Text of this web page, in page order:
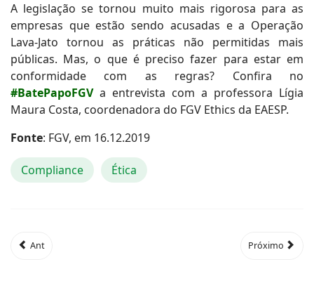
A legislação se tornou muito mais rigorosa para as
empresas que estão sendo acusadas e a Operação
Lava-Jato tornou as práticas não permitidas mais
públicas. Mas, o que é preciso fazer para estar em
conformidade com as regras? Confira no
#BatePapoFGVa entrevista com a professora Lígia
Maura Costa, coordenadora do FGV Ethics da EAESP.
Fonte: FGV, em 16.12.2019
Compliance Ética
Ant Próximo